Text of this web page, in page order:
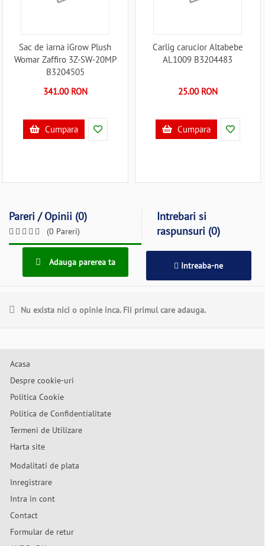
Sac de iarna iGrow Plush
Womar Zaffiro 3Z-SW-20MP
B3204505
341.00 RON
Cumpara
Carlig carucior Altabebe
AL1009 B3204483
25.00 RON
Cumpara
Pareri / Opinii (0)
(0 Pareri)
Intrebari si
raspunsuri (0)
Adauga parerea ta Intreaba-ne
Nu exista nici o opinie inca. Fii primul care adauga.
Acasa
Despre cookie-uri
Politica Cookie
Politica de Confidentialitate
Termeni de Utilizare
Harta site
Modalitati de plata
Inregistrare
Intra in cont
Contact
Formular de retur